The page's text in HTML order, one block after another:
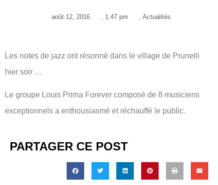
août 12, 2016 1:47 pm Actualités
Les notes de jazz ont résonné dans le village de Prunelli
hier soir …
Le groupe Louis Prima Forever composé de 8 musiciens
exceptionnels a enthousiasmé et réchauffé le public.
PARTAGER CE POST